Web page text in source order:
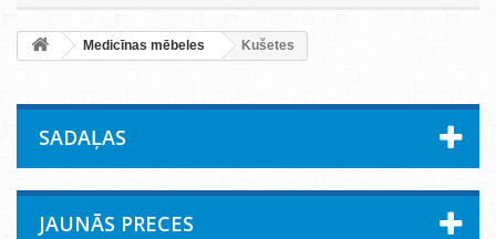
Medicīnas mēbeles Kušetes
SADAĻAS
JAUNĀS PRECES